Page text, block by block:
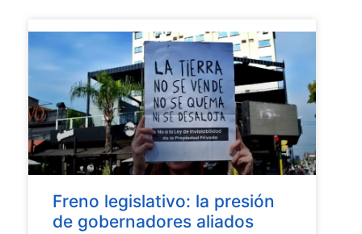
Freno legislativo: la presión
de gobernadores aliados